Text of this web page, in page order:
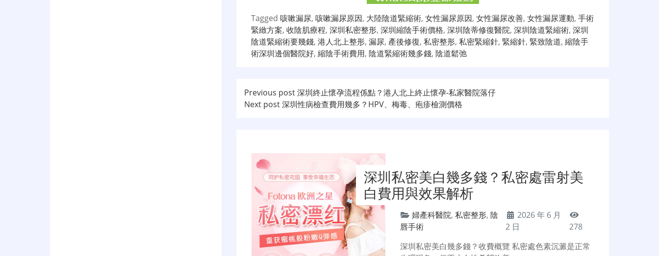
Tagged 咳嗽漏尿, 咳嗽漏尿原因, 大陸陰道緊縮術, 女性漏尿原因, 女性漏尿改善, 女性漏尿運動, 手術
緊緻方案, 收陰肌療程, 深圳私密整形, 深圳縮陰手術價格, 深圳陰蒂修復醫院, 深圳陰道緊縮術, 深圳
陰道緊縮術要幾錢, 港人北上整形, 漏尿, 產後修復, 私密整形, 私密緊縮針, 緊縮針, 緊致陰道, 縮陰手
術深圳邊個醫院好, 縮陰手術費用, 陰道緊縮術幾多錢, 陰道鬆弛
文
章
航
Previous post深圳終止懷孕流程係點？港人北上終止懷孕-私家醫院落仔
Next post深圳性病檢查費用幾多？HPV、梅毒、疱疹檢測價格
深圳私密美白幾多錢？私密處雷射美
白費用與效果解析
婦產科醫院,私密整形,陰
唇手術
2026 年 6 月
2 日
278
深圳私密美白幾多錢？收費概覽 私密處色素沉澱是正常